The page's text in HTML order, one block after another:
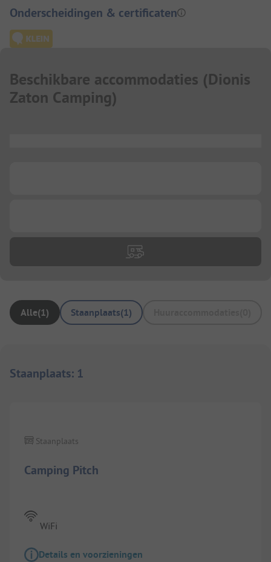
Onderscheidingen & certificaten
Beschikbare accommodaties (Dionis
Zaton Camping)
Alle(1) Staanplaats(1)
Staanplaats: 1
Camping Pitch
Staanplaats
WiFi
Details en voorzieningen